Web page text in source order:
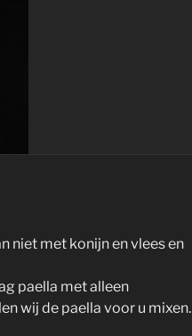
niet met konijn en vlees en
paella met alleen
wij de paella voor u mixen.